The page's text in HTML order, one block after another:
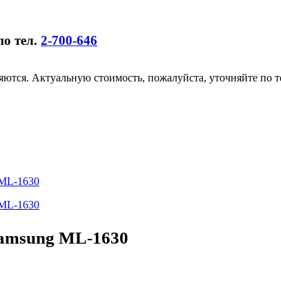
тел. 2-700-646
Актуальную стоимость, пожалуйста, уточняйте по
ML-1630